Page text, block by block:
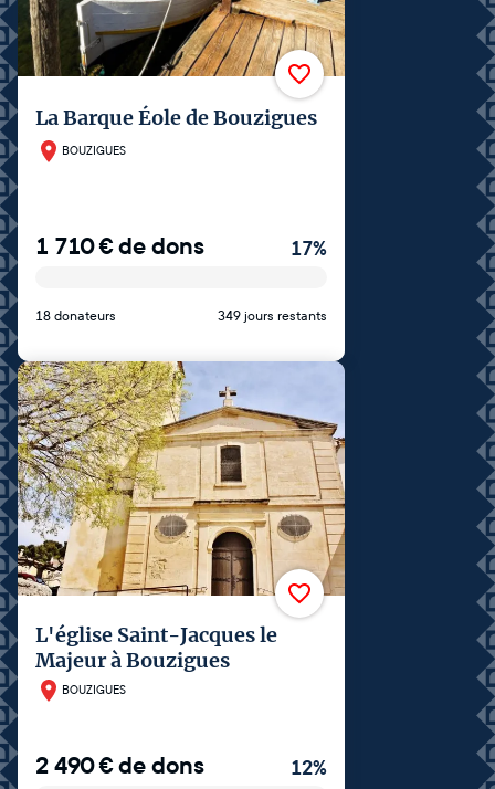
La Barque Éole de Bouzigues
BOUZIGUES
1 710€de dons 17%
18 donateurs 349 jours restants
L'église Saint-Jacques le
Majeur à Bouzigues
BOUZIGUES
2 490€de dons 12%